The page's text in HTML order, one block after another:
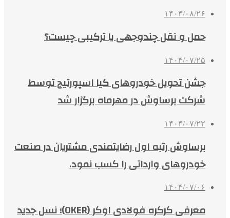
۱۴۰۴/۰۸/۲۶
حمل و نقل چندوجهی یا ترکیبی چیست؟
۱۴۰۴/۰۷/۲۵
جشن تحویل خودروهای کیا اسپورتیج توسط
شرکت برساوش در مهرماه برگزار شد
۱۴۰۴/۰۷/۲۲
برساوش رتبه اول رضایتمندی مشتریان در صنعت
خودروهای وارداتی را کسب نمود.
۱۴۰۴/۰۷/۰۶
معرفی کرکره فولادی اوکر (OKER)؛ نسل جدید